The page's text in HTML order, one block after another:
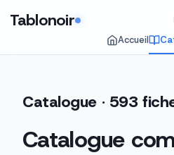
Tablonoir
Accueil
Catalogue · 593
Catalogue